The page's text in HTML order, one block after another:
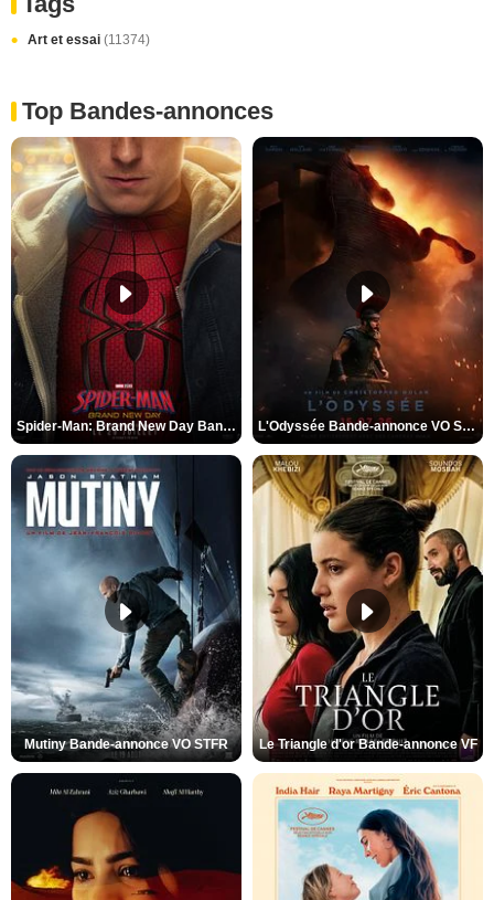
Art et essai (11374)
Top Bandes-annonces
Spider-Man: Brand New Day Bande-annonce VO STFR L'Odyssée Bande-annonce VO STFR
Mutiny Bande-annonce VO STFR Le Triangle d'or Bande-annonce VF